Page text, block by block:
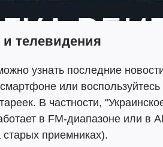
телевидения
узнать последние
или
В частности,
в FM-диапазоне или в
приемниках).